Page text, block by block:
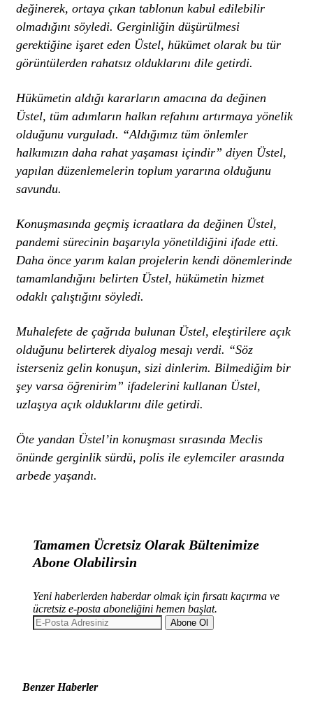
değinerek, ortaya çıkan tablonun kabul edilebilir
olmadığını söyledi. Gerginliğin düşürülmesi
gerektiğine işaret eden Üstel, hükümet olarak bu tür
görüntülerden rahatsız olduklarını dile getirdi.
Hükümetin aldığı kararların amacına da değinen
Üstel, tüm adımların halkın refahını artırmaya yönelik
olduğunu vurguladı. “Aldığımız tüm önlemler
halkımızın daha rahat yaşaması içindir” diyen Üstel,
yapılan düzenlemelerin toplum yararına olduğunu
savundu.
Konuşmasında geçmiş icraatlara da değinen Üstel,
pandemi sürecinin başarıyla yönetildiğini ifade etti.
Daha önce yarım kalan projelerin kendi dönemlerinde
tamamlandığını belirten Üstel, hükümetin hizmet
odaklı çalıştığını söyledi.
Muhalefete de çağrıda bulunan Üstel, eleştirilere açık
olduğunu belirterek diyalog mesajı verdi. “Söz
isterseniz gelin konuşun, sizi dinlerim. Bilmediğim bir
şey varsa öğrenirim” ifadelerini kullanan Üstel,
uzlaşıya açık olduklarını dile getirdi.
Öte yandan Üstel’in konuşması sırasında Meclis
önünde gerginlik sürdü, polis ile eylemciler arasında
arbede yaşandı.
Tamamen Ücretsiz Olarak Bültenimize
Abone Olabilirsin
Yeni haberlerden haberdar olmak için fırsatı kaçırma ve
ücretsiz e-posta aboneliğini hemen başlat.
Abone Ol
Benzer Haberler